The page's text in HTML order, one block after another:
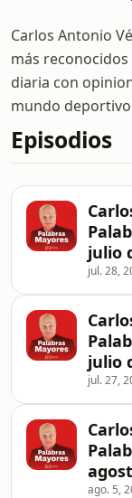
Carlos Antonio
más
diaria con
mundo
Episodios
julio
jul. 28,
julio
jul. 27,
ago. 5,